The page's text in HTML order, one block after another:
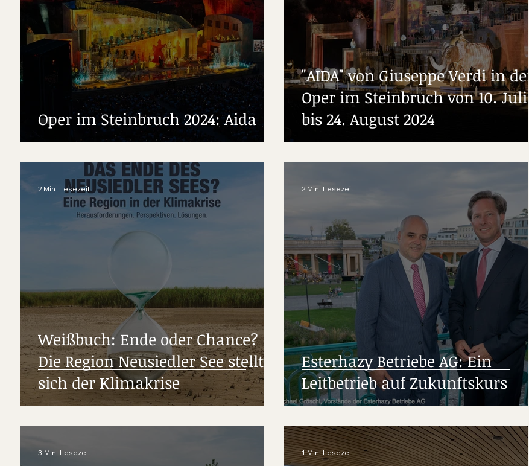
Oper im Steinbruch 2024: Aida
"AIDA" von Giuseppe Verdi in der
Oper im Steinbruch von 10. Juli
bis 24. August 2024
Weißbuch: Ende oder Chance?
Die Region Neusiedler See stellt
sich der Klimakrise
2 Min. Lesezeit
Esterhazy Betriebe AG: Ein
Leitbetrieb auf Zukunftskurs
2 Min. Lesezeit
3 Min. Lesezeit 1 Min. Lesezeit